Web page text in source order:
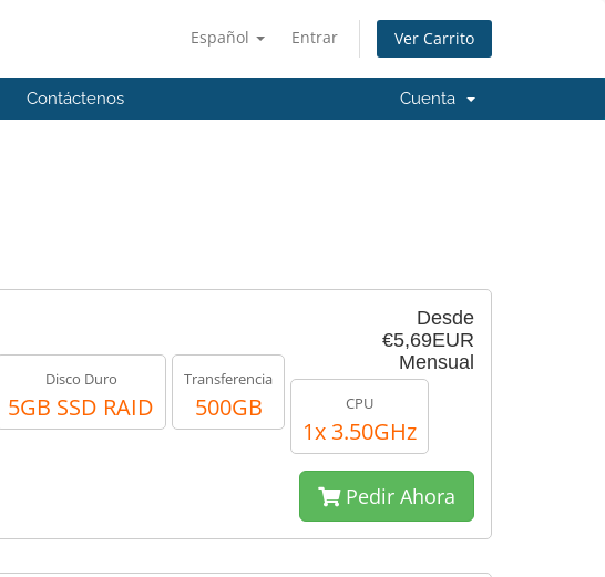
Español Entrar Ver Carrito
Contáctenos Cuenta
Desde
€5,69EUR
Mensual
Disco Duro
5GB SSD RAID
Transferencia
500GB CPU
1x 3.50GHz
Pedir Ahora